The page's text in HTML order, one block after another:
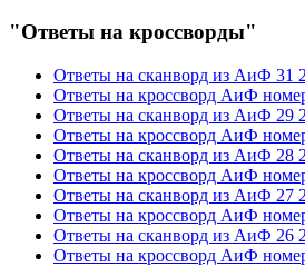
"Ответы на кроссворды"
Ответы на сканворд из АиФ 31
Ответы на кроссворд АиФ
Ответы на сканворд из АиФ 29
Ответы на кроссворд АиФ
Ответы на сканворд из АиФ 28
Ответы на кроссворд АиФ
Ответы на сканворд из АиФ 27
Ответы на кроссворд АиФ
Ответы на сканворд из АиФ 26
Ответы на кроссворд АиФ